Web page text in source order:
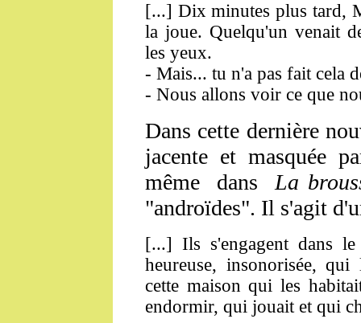
[...] Dix minutes plus tard,
la joue. Quelqu'un venait
les yeux.
- Mais... tu n'a pas fait cela
- Nous allons voir ce que
Dans cette dernière
jacente et masquée
même dans La
"androïdes". Il s'agit
[...] Ils s'engagent dans
heureuse, insonorisée,
cette maison qui les
endormir, qui jouait et qui